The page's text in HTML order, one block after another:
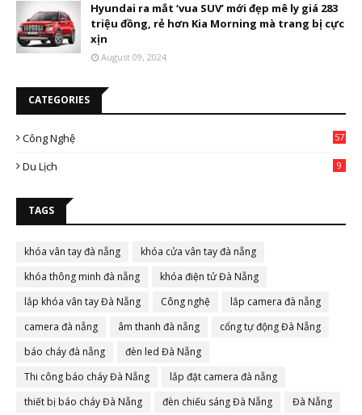
Hyundai ra mắt ‘vua SUV’ mới đẹp mê ly giá 283
triệu đồng, rẻ hơn Kia Morning mà trang bị cực
xịn
August 09, 2024
CATEGORIES
Công Nghệ 57
Du Lịch 9
TAGS
khóa vân tay đà nẵng
khóa cửa vân tay đà nẵng
khóa thông minh đà nẵng
khóa điện tử Đà Nẵng
lắp khóa vân tay Đà Nẵng
Công nghệ
lắp camera đà nẵng
camera đà nẵng
âm thanh đà nẵng
cổng tự động Đà Nẵng
báo cháy đà nẵng
đèn led Đà Nẵng
Thi công báo cháy Đà Nẵng
lắp đặt camera đà nẵng
thiết bị báo cháy Đà Nẵng
đèn chiếu sáng Đà Nẵng Đà Nẵng